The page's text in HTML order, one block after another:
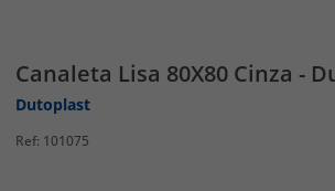
Canaleta Lisa 80X80 Cinza -
Dutoplast
101075